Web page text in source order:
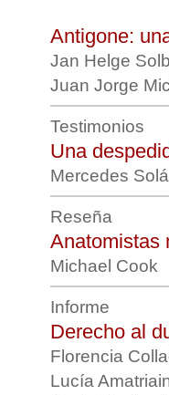
Antigone:
Jan Helge
Juan Jorge
Testimonios
Una
Mercedes Solá
Reseña
Anatomistas
Michael Cook
Informe
Derecho al
Florencia
Lucía